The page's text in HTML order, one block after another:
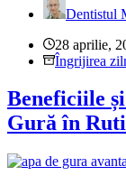
Dentistul
28 aprilie,
Îngrijirea
Beneficiile
Gură în